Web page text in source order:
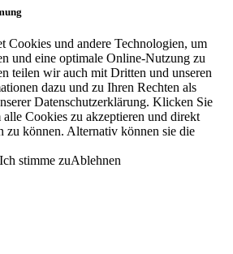
Cookies und andere Technologien, um
und eine optimale Online-Nutzung zu
teilen wir auch mit Dritten und unseren
dazu und zu Ihren Rechten als
Datenschutzerklärung. Klicken Sie
Cookies zu akzeptieren und direkt
zu können. Alternativ können sie die
Ich stimme zuAblehnen